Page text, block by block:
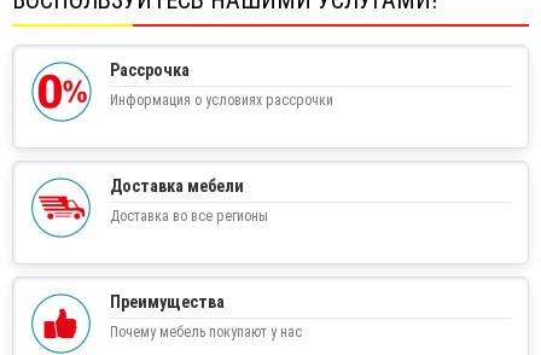
Рассрочка
Информация о условиях рассрочки
Доставка мебели
Доставка во все регионы
Преимущества
Почему мебель покупают у нас